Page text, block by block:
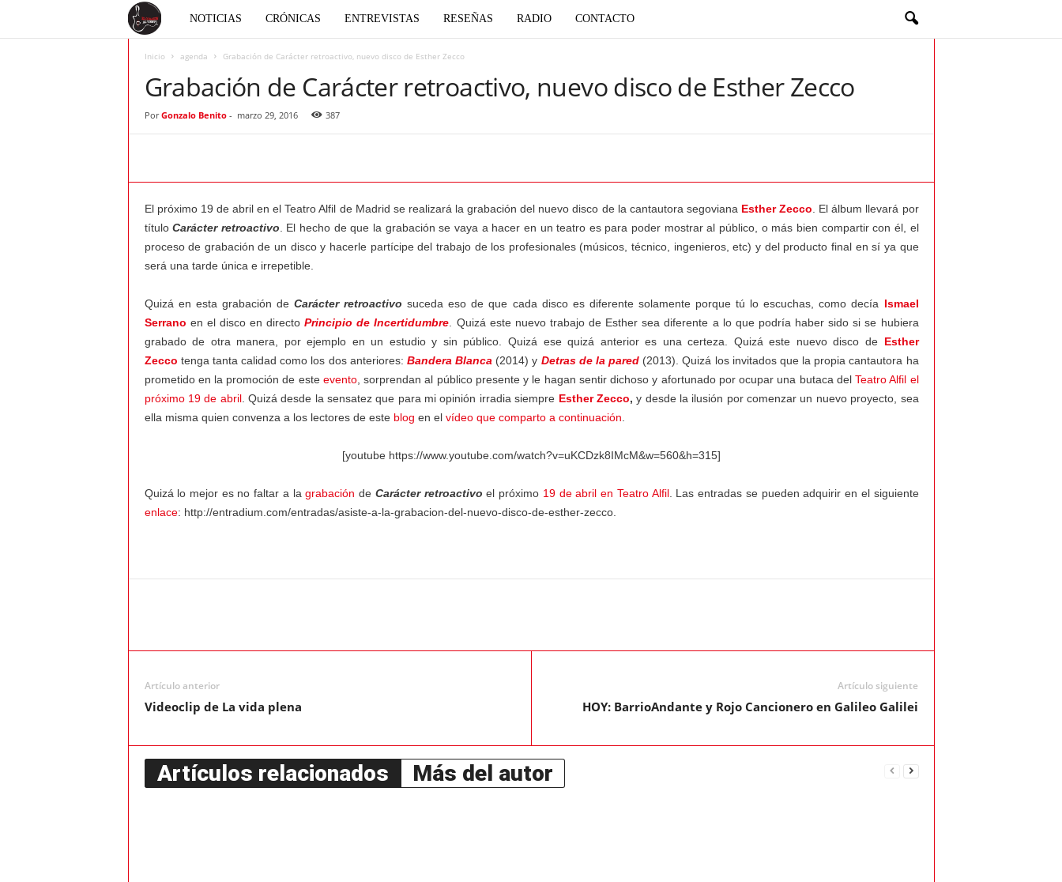
c
o
a
z
n
a
l
e
NOTICIAS CRÓNICAS ENTREVISTAS RESEÑAS RADIO CONTACTO
Inicio agenda Grabación de Carácter retroactivo, nuevo disco de Esther Zecco
Grabación de Carácter retroactivo, nuevo disco de Esther Zecco
Por Gonzalo Benito- marzo 29, 2016 387
El próximo 19 de abril en el Teatro Alfil de Madrid se realizará la grabación del nuevo disco de la cantautora segoviana Esther Zecco . El álbum llevará por
títuloCarácter retroactivo . El hecho de que la grabación se vaya a hacer en un teatro es para poder mostrar al público, o más bien compartir con él, el
proceso de grabación de un disco y hacerle partícipe del trabajo de los profesionales (músicos, técnico, ingenieros, etc) y del producto final en sí ya que
será una tarde única e irrepetible.
Quizá en esta grabación de Carácter retroactivo suceda eso de que cada disco es diferente solamente porque tú lo escuchas, como decía Ismael
Serrano en el disco en directoPrincipio de Incertidumbre . Quizá este nuevo trabajo de Esther sea diferente a lo que podría haber sido si se hubiera
grabado de otra manera, por ejemplo en un estudio y sin público. Quizá ese quizá anterior es una certeza. Quizá este nuevo disco de Esther
Zecco tenga tanta calidad como los dos anteriores: Bandera Blanca (2014) y Detras de la pared (2013). Quizá los invitados que la propia cantautora ha
prometido en la promoción de este evento, sorprendan al público presente y le hagan sentir dichoso y afortunado por ocupar una butaca delTeatro Alfil el
próximo 19 de abril. Quizá desde la sensatez que para mi opinión irradia siempre Esther Zecco,y desde la ilusión por comenzar un nuevo proyecto, sea
ella misma quien convenza a los lectores de este blog en el vídeo que comparto a continuación
[youtube https://www.youtube.com/watch?v=uKCDzk8IMcM&w=560&h=315]
Quizá lo mejor es no faltar a lagrabación de Carácter retroactivo el próximo 19 de abril en Teatro Alfil. Las entradas se pueden adquirir en el siguiente
enlace: http://entradium.com/entradas/asiste-a-la-grabacion-del-nuevo-disco-de-esther-zecco.
Artículo anterior
Videoclip de La vida plena
Artículo siguiente
HOY: BarrioAndante y Rojo Cancionero en Galileo Galilei
Artículos relacionados Más del autor